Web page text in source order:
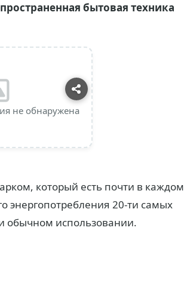
бытовая техника
не обнаружена
который есть почти в каждом
энергопотребления 20-ти самых
обычном использовании.